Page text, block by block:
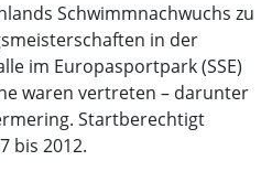
Schwimmnachwuchs zu
in der
im Europasportpark (SSE)
waren vertreten – darunter
Startberechtigt
bis 2012.